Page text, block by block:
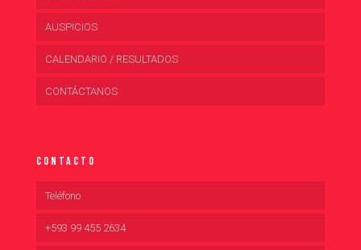
AUSPICIOS
CALENDARIO / RESULTADOS
CONTÁCTANOS
Contacto
Teléfono
+593 99 455 2634